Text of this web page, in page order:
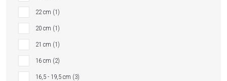
22 cm 1
20 cm 1
21 cm 1
16 cm 2
16,5 - 19,5 cm 3